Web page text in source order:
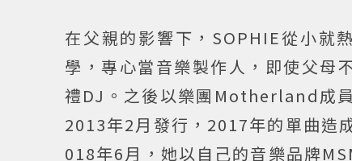
在父親的影響下，SOPHIE從小就
學，專心當音樂製作人，即使父母
禮DJ。之後以樂團Motherland成
2013年2月發行，2017年的單曲造
018年6月，她以自己的音樂品牌